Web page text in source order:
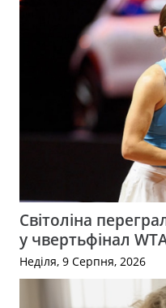
Світоліна
у чвертьфінал
Неділя, 9 Серпня, 2026